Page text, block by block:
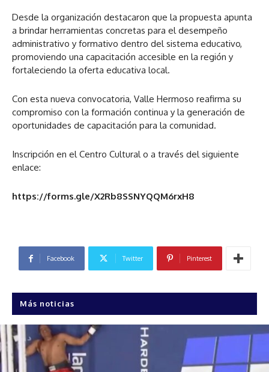
Desde la organización destacaron que la propuesta apunta
a brindar herramientas concretas para el desempeño
administrativo y formativo dentro del sistema educativo,
promoviendo una capacitación accesible en la región y
fortaleciendo la oferta educativa local.
Con esta nueva convocatoria, Valle Hermoso reafirma su
compromiso con la formación continua y la generación de
oportunidades de capacitación para la comunidad.
Inscripción en el Centro Cultural o a través del siguiente
enlace:
https://forms.gle/X2Rb8SSNYQQM6rxH8
Facebook Twitter Pinterest
Más noticias